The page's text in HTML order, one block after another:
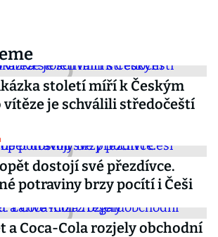
století míří k Českým
vítěze je schválili středočeští
dostojí své přezdívce.
potraviny brzy pocítí i Češi
a Coca-Cola rozjely obchodní